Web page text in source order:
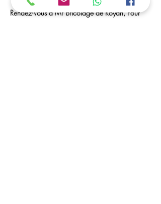
Rendez-Vous à Mr bricolage de Royan, Pour